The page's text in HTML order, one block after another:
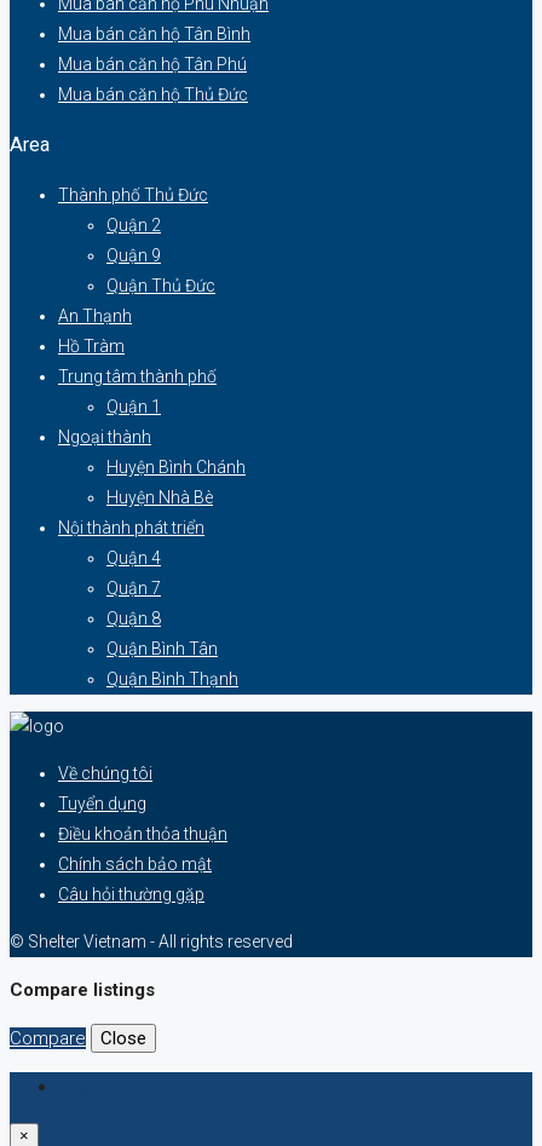
Mua bán căn hộ Tân Bình
Mua bán căn hộ Tân Phú
Mua bán căn hộ Thủ Đức
Area
Thành phố Thủ Đức
Quận 2
Quận 9
Quận Thủ Đức
An Thạnh
Hồ Tràm
Trung tâm thành phố
Quận 1
Ngoại thành
Huyện Bình Chánh
Huyện Nhà Bè
Nội thành phát triển
Quận 4
Quận 7
Quận 8
Quận Bình Tân
Quận Bình Thạnh
Về chúng tôi
Tuyển dụng
Điều khoản thỏa thuận
Chính sách bảo mật
Câu hỏi thường gặp
© Shelter Vietnam - All rights reserved
Compare listings
Compare Close
×